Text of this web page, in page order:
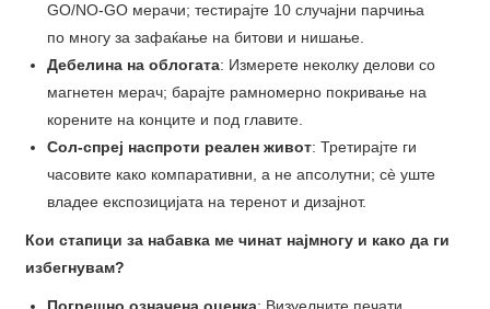
GO/NO-GO мерачи; тестирајте 10 случајни парчиња
по многу за зафаќање на битови и нишање.
Дебелина на облогата: Измерете неколку делови со
магнетен мерач; барајте рамномерно покривање на
корените на конците и под главите.
Сол-спреј наспроти реален живот: Третирајте ги
часовите како компаративни, а не апсолутни; сè уште
владее експозицијата на теренот и дизајнот.
Кои стапици за набавка ме чинат најмногу и како да ги
избегнувам?